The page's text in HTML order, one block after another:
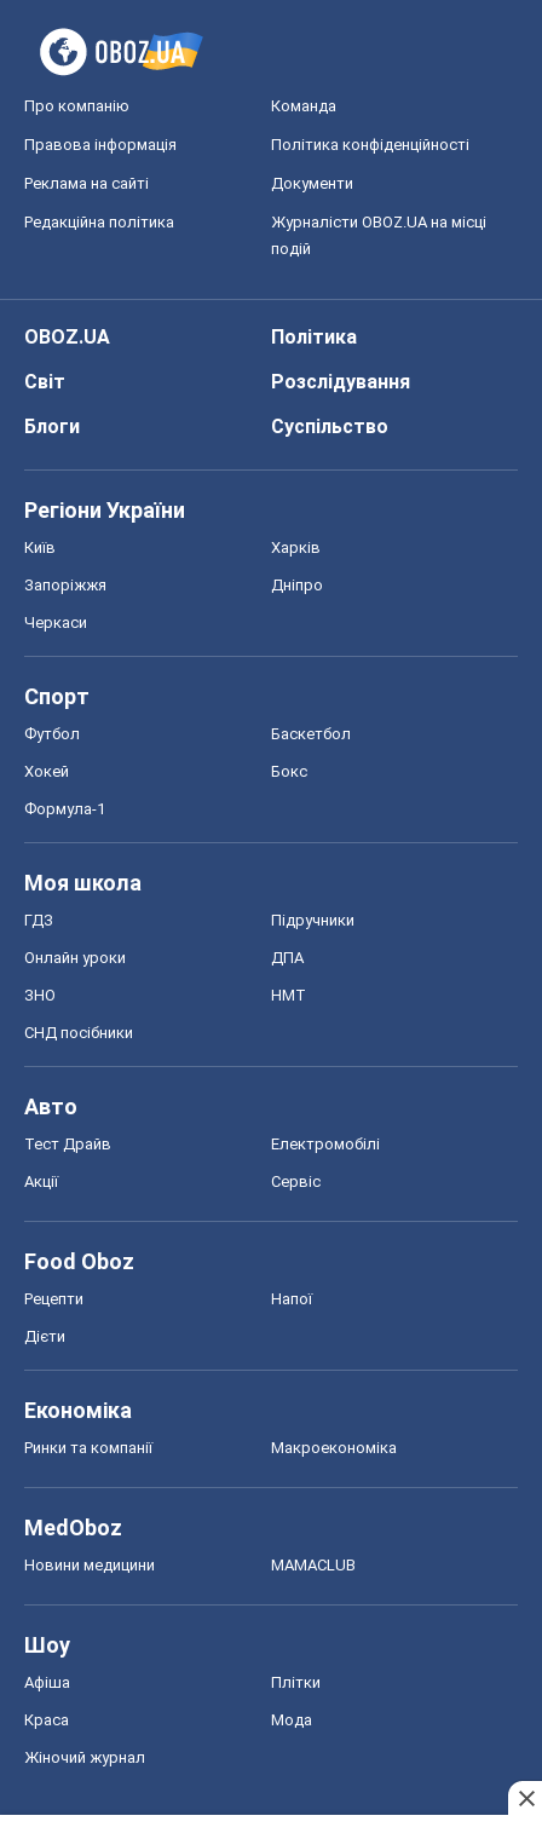
Про компанію Команда
Правова інформація Політика конфіденційності
Реклама на сайті Документи
Редакційна політика
Журналісти OBOZ.UA на місці
подій
OBOZ.UA
Політика
Світ
Розслідування
Блоги
Суспільство
Регіони України
Київ Харків
Запоріжжя Дніпро
Черкаси
Спорт
Футбол Баскетбол
Хокей Бокс
Формула-1
Моя школа
ГДЗ Підручники
Онлайн уроки ДПА
ЗНО НМТ
СНД посібники
Авто
Тест Драйв Електромобілі
Акції Сервіс
Food Oboz
Рецепти Напої
Дієти
Економіка
Ринки та компанії Макроекономіка
MedOboz
Новини медицини MAMACLUB
Шоу
Афіша Плітки
Краса Мода
Жіночий журнал